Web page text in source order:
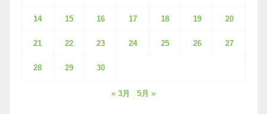
14 15 16 17 18 19 20
21 22 23 24 25 26 27
28 29 30
« 3月 5月 »